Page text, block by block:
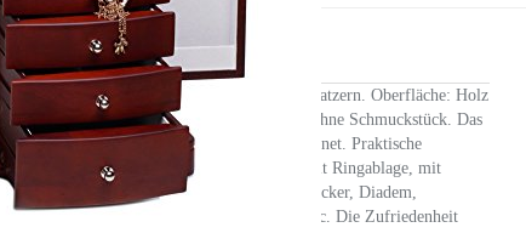
Schmuckkasten stilvoll vor Staub und Kratzern. Oberfläche: Holz
Lieferumfang: 1x Schmuckkasten ohne Schmuckstück. Das
Ringen, Ketten, Uhren und Ohrringen geeignet. Praktische
mit Spiegel, mit Schloß und Schlüssel, mit Ringablage, mit
Ohrring, Ohrstecker, Nassenring, Nasenstecker, Diadem,
Münzen, Münze, Diamant, Bernstein, etc. Die Zufriedenheit